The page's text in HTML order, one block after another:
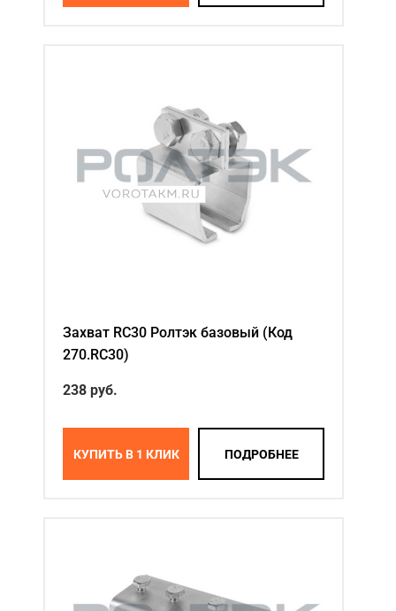
Захват RC30 Ролтэк базовый (Код
270.RC30)
238 руб.
КУПИТЬ В 1 КЛИК ПОДРОБНЕЕ